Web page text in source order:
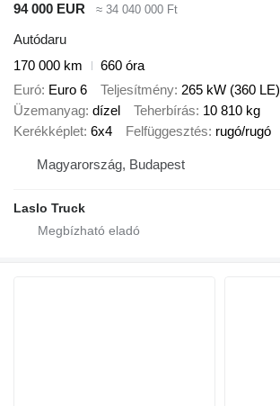
94 000 EUR ≈ 34 040 000 Ft
Autódaru
170 000 km
660 óra
Euró Euro 6 Teljesítmény 265 kW (360 LE)
Üzemanyag dízel Teherbírás 10 810 kg
Kerékképlet 6x4 Felfüggesztés rugó/rugó
Magyarország, Budapest
Laslo Truck